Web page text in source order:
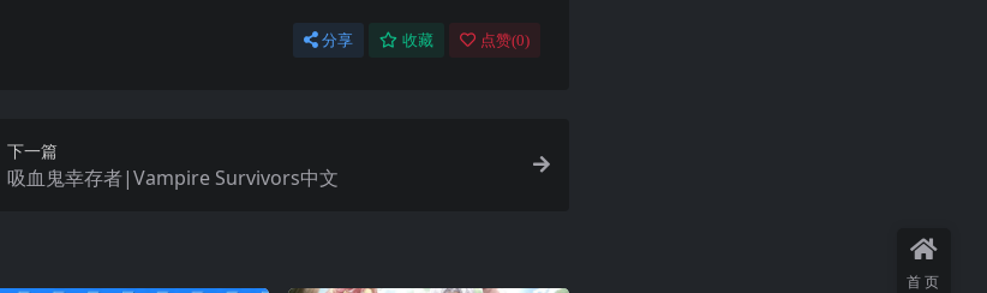
分享 收藏 点赞(0)
下一篇
吸血鬼幸存者|Vampire Survivors中文
首页